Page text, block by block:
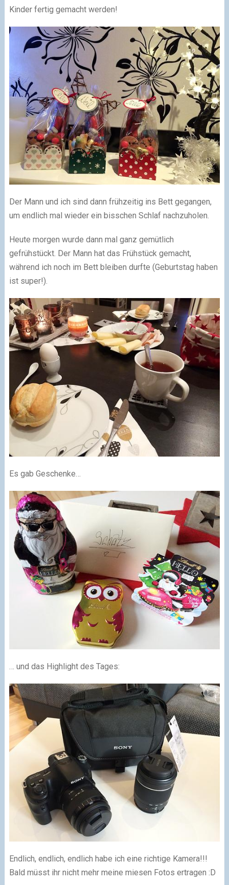
Kinder fertig gemacht werden!
Der Mann und ich sind dann frühzeitig ins Bett gegangen,
um endlich mal wieder ein bisschen Schlaf nachzuholen.
Heute morgen wurde dann mal ganz gemütlich
gefrühstückt. Der Mann hat das Frühstück gemacht,
während ich noch im Bett bleiben durfte (Geburtstag haben
ist super!).
Es gab Geschenke…
… und das Highlight des Tages:
Endlich, endlich, endlich habe ich eine richtige Kamera!!!
Bald müsst ihr nicht mehr meine miesen Fotos ertragen :D